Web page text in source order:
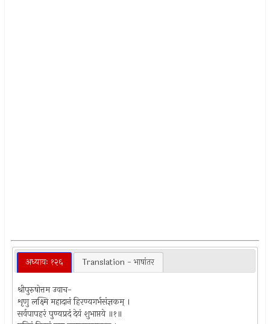
अध्यायः १२६ Translation - भाषांतर
श्रीपुरुषोत्तम उवाच-
शृणु लक्ष्मि महादानं हिरण्यगर्भसंज्ञकम् ।
सर्वपापहरं पुण्यप्रदं देयं शुभाप्तये ॥१॥